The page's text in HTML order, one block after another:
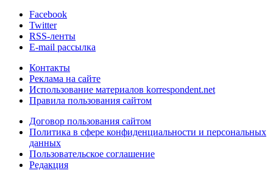
Facebook
Twitter
RSS-ленты
E-mail рассылка
Контакты
Реклама на сайте
Использование материалов korrespondent.net
Правила пользования сайтом
Договор пользования сайтом
Политика в сфере конфиденциальности и персональных
данных
Пользовательское соглашение
Редакция